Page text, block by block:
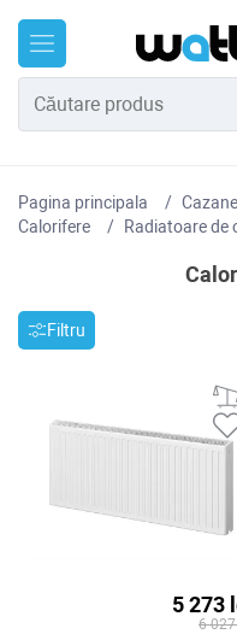
Pagina principala
Сalorifere
Radiatoare de
Filtru
5 273
6